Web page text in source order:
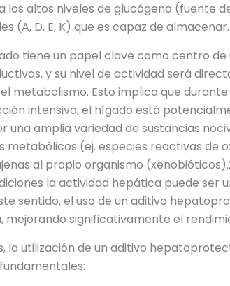
los altos niveles de glucógeno (fuente
(A, D, E, K) que es capaz de almacenar.
tiene un papel clave como centro de
y su nivel de actividad será
metabolismo. Esto implica que
intensiva, el hígado está
una amplia variedad de sustancias
metabólicos (ej. especies reactivas de
al propio organismo
la actividad hepática puede ser
sentido, el uso de un aditivo
mejorando significativamente el
la utilización de un aditivo